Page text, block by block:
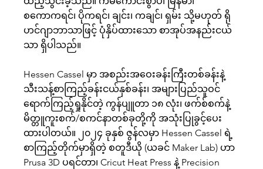
စကောကရင်၊ ပိုကရင်၊ ချင်း၊ ကချင်၊ ရှမ်း သို့မဟုတ် ရို
ဟင်ဂျာဘာသာဖြင့် ပုံနှိပ်ထားသော စာအုပ်အနည်းငယ်
သာ ရှိပါသည်။
Hessen Cassel မှာ အစည်းအဝေးခန်းကြီးတစ်ခန်းနဲ့
သီးသန့်စာကြည့်ခန်းငယ်နှစ်ခန်း၊ အများပြည်သူဝင်
ရောက်ကြည့်ရှုနိုင်တဲ့ ကွန်ပျူတာ ၁၈ လုံး၊ ဖက်စ်စက်နဲ့
မိတ္တူကူးစက်/စကင်နာတစ်ခုတို့ကို အသုံးပြုခွင့်ပေး
ထားပါတယ်။ ၂၀၂၄ ခုနှစ် ဇွန်လမှာ Hessen Cassel ရဲ့
စာကြည့်တိုက်မှာရှိတဲ့ စတူဒီယို (ယခင် Maker Lab) ဟာ
Prusa 3D ပရင်တာ၊ Cricut Heat Press နဲ့ Precision